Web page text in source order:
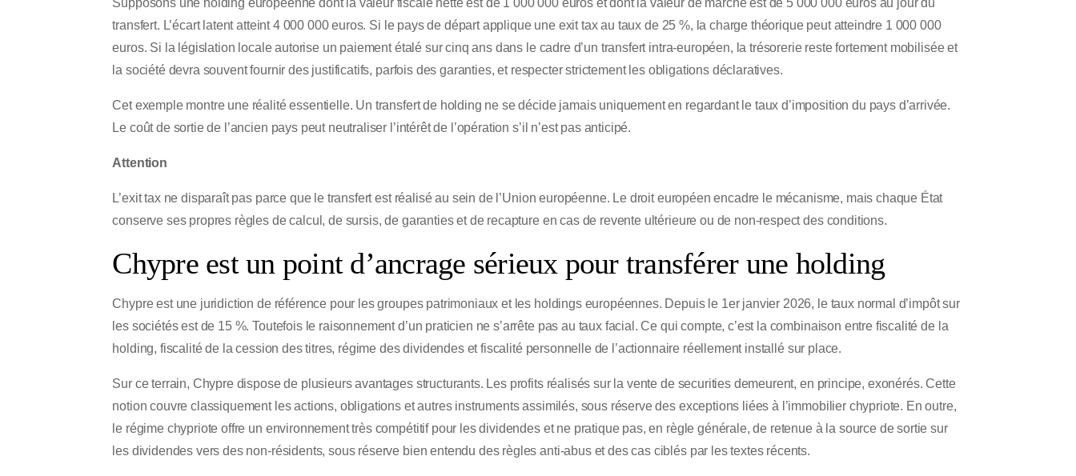
transfert. L’écart latent atteint 4 000 000 euros. Si le pays de départ applique une exit tax au taux de 25 %, la charge théorique peut atteindre 1 000 000
euros. Si la législation locale autorise un paiement étalé sur cinq ans dans le cadre d’un transfert intra-européen, la trésorerie reste fortement mobilisée et
la société devra souvent fournir des justificatifs, parfois des garanties, et respecter strictement les obligations déclaratives.
Cet exemple montre une réalité essentielle. Un transfert de holding ne se décide jamais uniquement en regardant le taux d’imposition du pays d’arrivée.
Le coût de sortie de l’ancien pays peut neutraliser l’intérêt de l’opération s’il n’est pas anticipé.
Attention
L’exit tax ne disparaît pas parce que le transfert est réalisé au sein de l’Union européenne. Le droit européen encadre le mécanisme, mais chaque État
conserve ses propres règles de calcul, de sursis, de garanties et de recapture en cas de revente ultérieure ou de non-respect des conditions.
Chypre est un point d’ancrage sérieux pour transférer une holding
Chypre est une juridiction de référence pour les groupes patrimoniaux et les holdings européennes. Depuis le 1er janvier 2026, le taux normal d’impôt sur
les sociétés est de 15 %. Toutefois le raisonnement d’un praticien ne s’arrête pas au taux facial. Ce qui compte, c’est la combinaison entre fiscalité de la
holding, fiscalité de la cession des titres, régime des dividendes et fiscalité personnelle de l’actionnaire réellement installé sur place.
Sur ce terrain, Chypre dispose de plusieurs avantages structurants. Les profits réalisés sur la vente de securities demeurent, en principe, exonérés. Cette
notion couvre classiquement les actions, obligations et autres instruments assimilés, sous réserve des exceptions liées à l’immobilier chypriote. En outre,
le régime chypriote offre un environnement très compétitif pour les dividendes et ne pratique pas, en règle générale, de retenue à la source de sortie sur
les dividendes vers des non-résidents, sous réserve bien entendu des règles anti-abus et des cas ciblés par les textes récents.